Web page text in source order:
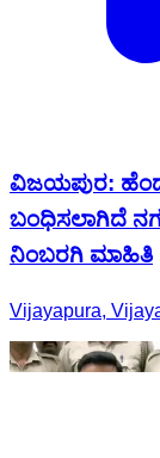
ವಿಜಯಪುರ:
ಬಂಧಿಸಲಾಗಿದೆ
ನಿಂಬರಗಿ ಮಾಹಿತಿ
Vijayapura,